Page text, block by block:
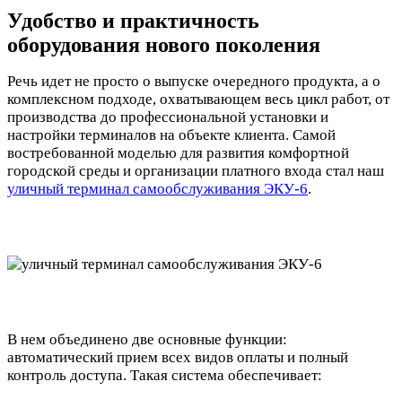
Удобство и практичность
оборудования нового поколения
Речь идет не просто о выпуске очередного продукта, а о
комплексном подходе, охватывающем весь цикл работ, от
производства до профессиональной установки и
настройки терминалов на объекте клиента. Самой
востребованной моделью для развития комфортной
городской среды и организации платного входа стал наш
уличный терминал самообслуживания ЭКУ-6.
В нем объединено две основные функции:
автоматический прием всех видов оплаты и полный
контроль доступа. Такая система обеспечивает: